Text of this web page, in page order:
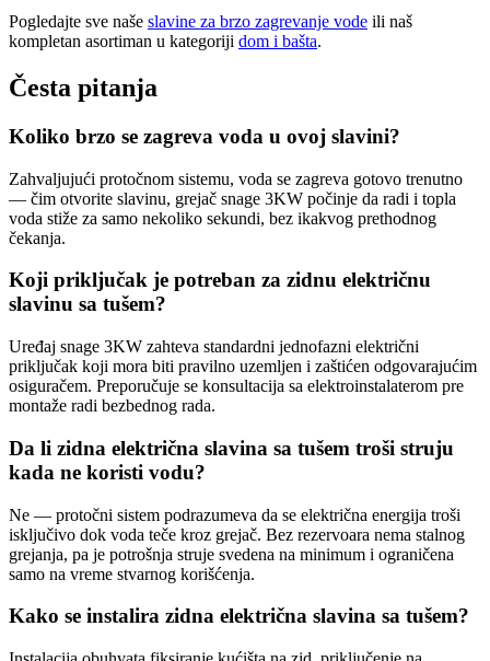
Pogledajte sve naše slavine za brzo zagrevanje vode ili naš
kompletan asortiman u kategoriji dom i bašta.
Česta pitanja
Koliko brzo se zagreva voda u ovoj slavini?
Zahvaljujući protočnom sistemu, voda se zagreva gotovo trenutno
— čim otvorite slavinu, grejač snage 3KW počinje da radi i topla
voda stiže za samo nekoliko sekundi, bez ikakvog prethodnog
čekanja.
Koji priključak je potreban za zidnu električnu
slavinu sa tušem?
Uređaj snage 3KW zahteva standardni jednofazni električni
priključak koji mora biti pravilno uzemljen i zaštićen odgovarajućim
osiguračem. Preporučuje se konsultacija sa elektroinstalaterom pre
montaže radi bezbednog rada.
Da li zidna električna slavina sa tušem troši struju
kada ne koristi vodu?
Ne — protočni sistem podrazumeva da se električna energija troši
isključivo dok voda teče kroz grejač. Bez rezervoara nema stalnog
grejanja, pa je potrošnja struje svedena na minimum i ograničena
samo na vreme stvarnog korišćenja.
Kako se instalira zidna električna slavina sa tušem?